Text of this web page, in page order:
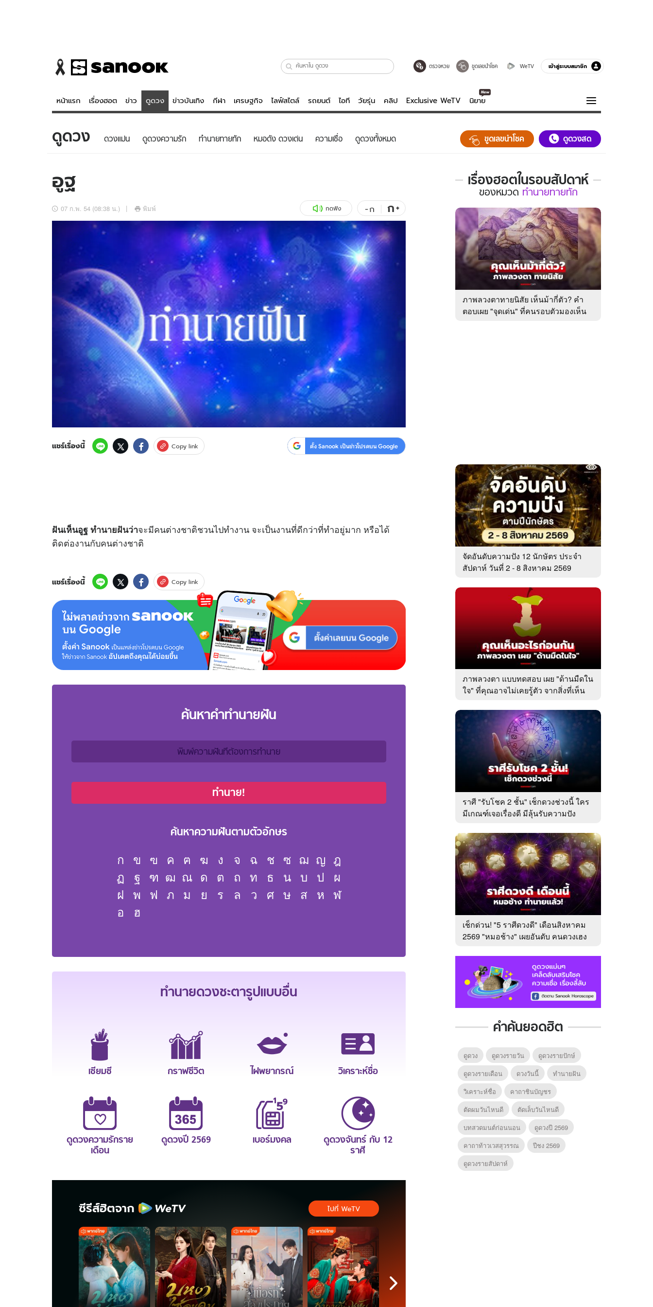
ตรวจหวย ขูดเลขนำโชค WeTV เข้าสู่ระบบสมาชิก
หน้าแรก เรื่องฮอต ข่าว ดูดวง ข่าวบันเทิง กีฬา เศรษฐกิจ ไลฟ์สไตล์ รถยนต์ ไอที วัยรุ่น คลิป Exclusive WeTV นิยาย
ข่าว
ข่าวบันเทิง
เช็กข่าวชัวร์
ดูดวง - ตรวจหวย ไลฟ์สไตล์
รถยนต์
เที่ยว-กิน
Tasteful Thailand
Sanook Choice
คลิป
พอดแคสต์
Exclusive WeTV
ความรู้รอบตัว
ฮาวทู
ดาวน์โหลดสนุกแอปฟรี ติดตามสนุกโซเชียลได้ที่
สงวนลิขสิทธิ์ ©2569 บริษัท อิมเมจ ฟิวเจอร์ (ประเทศไทย) จำกัด
ดูดวง ดวงแม่น ดูดวงความรัก ทํานายทายทัก หมอดัง ดวงเด่น ความเชื่อ ดูดวงทั้งหมด ขูดเลขนำโชค ดูดวงสด
อูฐ
07 ก.พ. 54 (08:38 น.) พิมพ์ กดฟัง -ก ก+
แชร์เรื่องนี้ Copy link ตั้ง Sanook เป็นข่าวโปรดบน Google
ฝันเห็นอูฐทำนายฝันว่าจะมีคนต่างชาติชวนไปทำงาน จะเป็นงานที่ดีกว่าที่ทำอยู่มาก หรือได้
ติดต่องานกับคนต่างชาติ
แชร์เรื่องนี้ Copy link
ค้นหาคำทำนายฝัน
ทำนาย!
ค้นหาความฝันตามตัวอักษร
ก ข ฃ ค ฅ ฆ ง จ ฉ ช ซ ฌ ญ ฎ
ฏ
ฐ ฑ ฒ ณ ด ต ถ ท ธ น บ ป
ผ
ฝ พ ฟ ภ ม ย ร ล ว ศ ษ ส ห ฬ
อ
ฮ
ทำนายดวงชะตารูปแบบอื่น
เซียมซี กราฟชีวิต ไฝพยากรณ์ วิเคราะห์ชื่อ
ดูดวงความรักราย
เดือน
ดูดวงปี 2569 เบอร์มงคล
ดูดวงจันทร์ กับ 12
ราศี
ซีรีส์ฮิตจาก ไปที่ WeTV
เรื่องฮอตในรอบสัปดาห์
เรื่อง
ใน
รอบ
สัปดาห์
ของ
หมวด
ทำนาย
ทาย
ของหมวด ทำนายทายทัก
ภาพลวงตาทายนิสัย เห็นม้ากี่ตัว? คำ
ตอบเผย "จุดเด่น" ที่คนรอบตัวมองเห็น
จัดอันดับความปัง 12 นักษัตร ประจำ
สัปดาห์ วันที่ 2 - 8 สิงหาคม 2569
ภาพลวงตา แบบทดสอบ เผย "ด้านมืดใน
ใจ" ที่คุณอาจไม่เคยรู้ตัว จากสิ่งที่เห็น
ราศี "รับโชค 2 ชั้น" เช็กดวงช่วงนี้ ใคร
มีเกณฑ์เจอเรื่องดี มีลุ้นรับความปัง
เช็กด่วน! "5 ราศีดวงดี" เดือนสิงหาคม
2569 "หมอช้าง" เผยอันดับ คนดวงเฮง
คำค้นยอดฮิต
ดูดวง ดูดวงรายวัน
ดูดวงรายปักษ์
ดูดวงรายเดือน
ดวงวันนี้
ทํานายฝัน
วิเคราะห์ชื่อ
คาถาชินบัญชร
ตัดผมวันไหนดี
ตัดเล็บวันไหนดี
บทสวดมนต์ก่อนนอน
ดูดวงปี 2569
คาถาท้าวเวสสุวรรณ
ปีชง 2569
ดูดวงรายสัปดาห์